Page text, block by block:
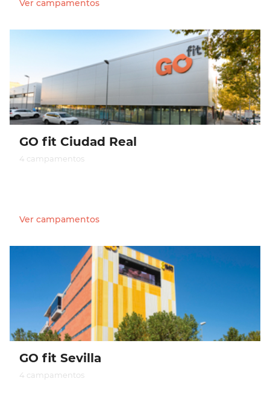
Ver campamentos
GO fit Ciudad Real
4 campamentos
Ver campamentos
GO fit Sevilla
4 campamentos